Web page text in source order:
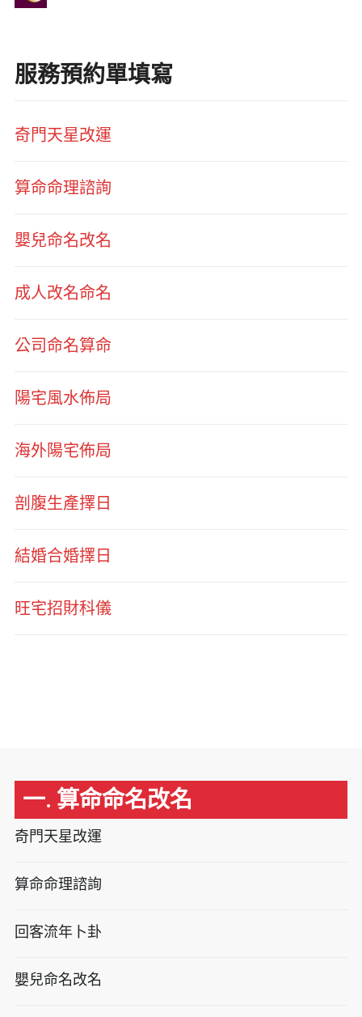
服務預約單填寫
奇門天星改運
算命命理諮詢
嬰兒命名改名
成人改名命名
公司命名算命
陽宅風水佈局
海外陽宅佈局
剖腹生產擇日
結婚合婚擇日
旺宅招財科儀
一. 算命命名改名
奇門天星改運
算命命理諮詢
回客流年卜卦
嬰兒命名改名